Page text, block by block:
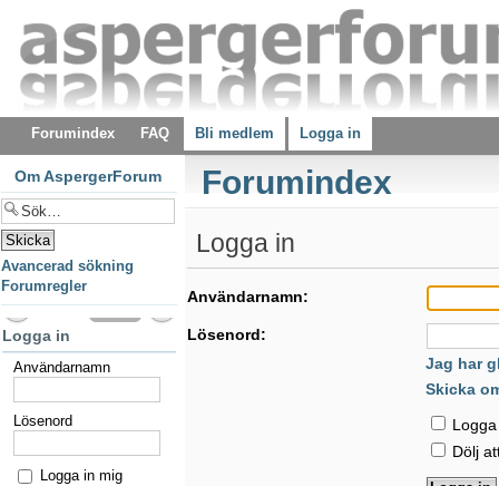
Forumindex FAQ Bli medlem Logga in
Forumindex
Logga in
Användarnamn:
Lösenord:
Jag har
Skicka
Dölj
Om AspergerForum
Avancerad sökning
Forumregler
Logga in
Användarnamn
Lösenord
Logga in mig